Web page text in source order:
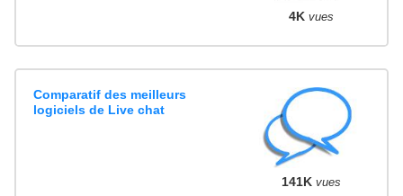
4K vues
Comparatif des meilleurs
logiciels de Live chat
141K vues